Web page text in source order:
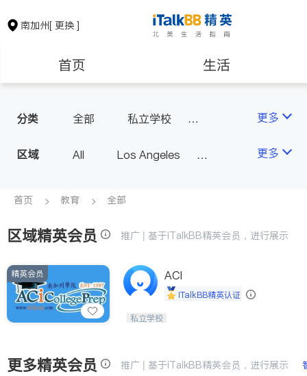
南加州[ 更换 ]
首页 生活
保险理财
银行贷款
建筑装修 教育
养老
分类 全部
私立学校
升学顾问/课后辅导
更多
区域 All
Los Angeles
Alhambra & San Gabriel
Diamond Bar & Covina
Rowland Heights & Hacienda H
eights
Los Angeles County - Other Ci
ties
Inyo & San Bernardino
更多
首页 教育 全部
区域精英会员 推广 | 基于iTalkBB精英会员，进行展示
精英会员 ACI
iTalkBB精英认证
39年专业经验，升学竞争永远领先
私立学校
更多精英会员 推广 | 基于iTalkBB精英会员，进行展示